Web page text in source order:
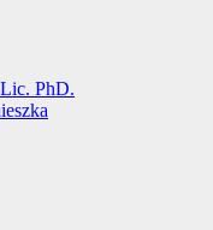
PhD.